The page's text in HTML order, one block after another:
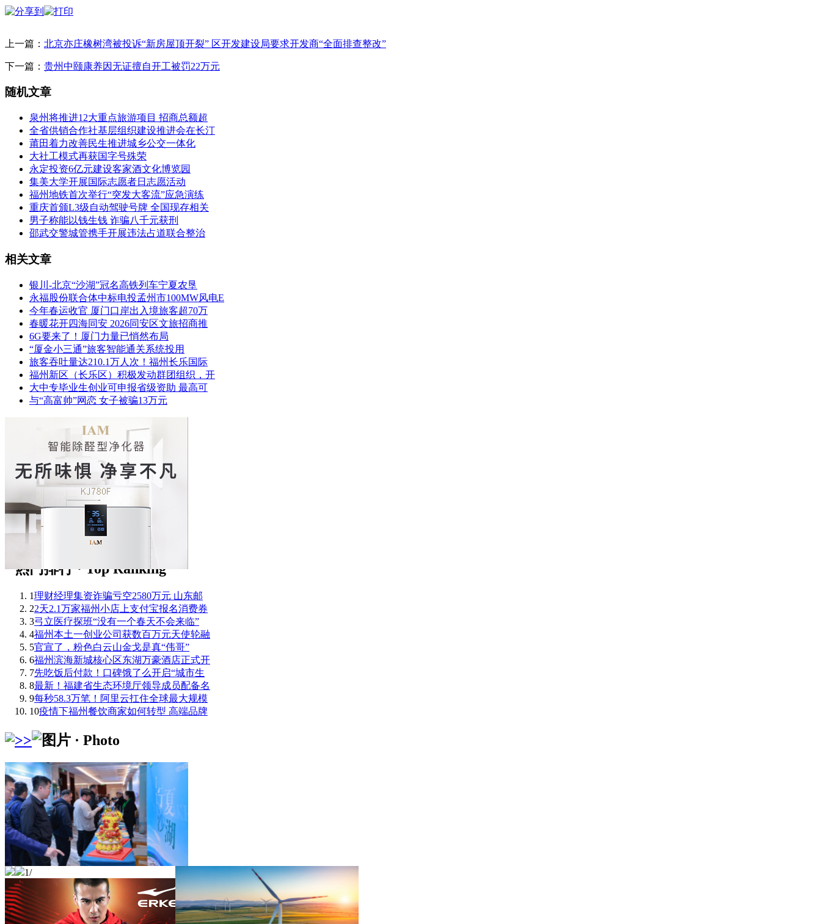
上一篇： 北京亦庄橡树湾被投诉“新房屋顶开裂” 区开发建设局要求开发商“全面排查整改”
下一篇： 贵州中颐康养因无证擅自开工被罚22万元
随机文章
泉州将推进12大重点旅游项目 招商总额超
全省供销合作社基层组织建设推进会在长汀
莆田着力改善民生推进城乡公交一体化
大社工模式再获国字号殊荣
永定投资6亿元建设客家酒文化博览园
集美大学开展国际志愿者日志愿活动
福州地铁首次举行“突发大客流”应急演练
重庆首颁L3级自动驾驶号牌 全国现存相关
男子称能以钱生钱 诈骗八千元获刑
邵武交警城管携手开展违法占道联合整治
相关文章
银川-北京“沙湖”冠名高铁列车宁夏农垦
永福股份联合体中标电投孟州市100MW风电E
今年春运收官 厦门口岸出入境旅客超70万
春暖花开四海同安 2026同安区文旅招商推
6G要来了！厦门力量已悄然布局
“厦金小三通”旅客智能通关系统投用
旅客吞吐量达210.1万人次！福州长乐国际
福州新区（长乐区）积极发动群团组织，开
大中专毕业生创业可申报省级资助 最高可
与“高富帅”网恋 女子被骗13万元
1理财经理集资诈骗亏空2580万元 山东邮
22天2.1万家福州小店上支付宝报名消费券
3弓立医疗探班“没有一个春天不会来临”
4福州本土一创业公司获数百万元天使轮融
5官宣了，粉色白云山金戈是真“伟哥”
6福州滨海新城核心区东湖万豪酒店正式开
7先吃饭后付款！口碑饿了么开启“城市生
8最新！福建省生态环境厅领导成员配备名
9每秒58.3万笔！阿里云扛住全球最大规模
10疫情下福州餐饮商家如何转型 高端品牌
1/